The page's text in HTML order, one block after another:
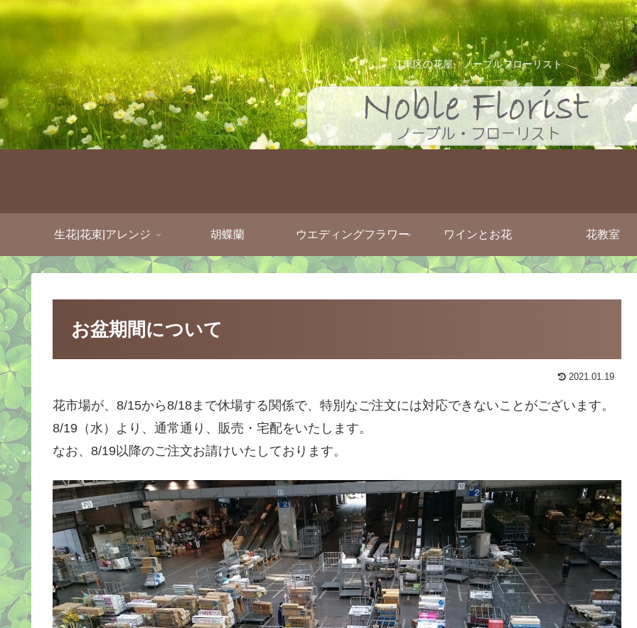
江東区の花屋 ノーブルフローリスト
生花|花束|アレンジ 胡蝶蘭 ウエディングフラワー ワインとお花 花教室
お盆期間について
2021.01.19
花市場が、8/15から8/18まで休場する関係で、特別なご注文には対応できないことがございます。
8/19（水）より、通常通り、販売・宅配をいたします。
なお、8/19以降のご注文お請けいたしております。